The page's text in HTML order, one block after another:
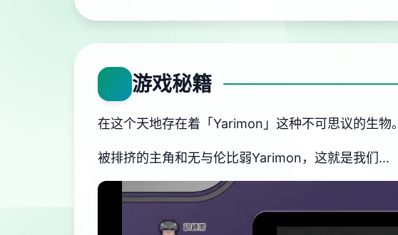
游戏秘籍
在这个天地存在着「Yarimon」这种不可思议的生物。
被排挤的主角和无与伦比弱Yarimon，这就是我们...